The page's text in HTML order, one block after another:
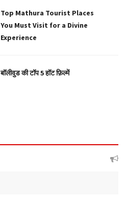
Top Mathura Tourist Places
You Must Visit for a Divine
Experience
बॉलीवुड की टॉप 5 हॉट फ़िल्में